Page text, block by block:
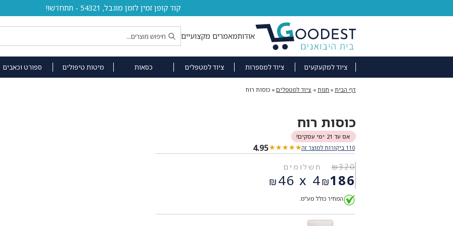
קוד קופן זמין לזמן מוגבל, 54321 - תתחדשו!
אודותמאמרים מקצועיים
ציוד למקעקעים ציוד למספרות ציוד למטפלים כסאות מיטות טיפולים ספורט וכאבים
דף הבית » חנות » ציוד למטפלים» כוסות רוח
כוסות רוח
אס עד 21 ימי עסקים!
110 ביקורות למוצר זה
★★★★★
★★★★★
4.95
₪320
המחיר
המקורי
היה:
₪320.
₪186
המחיר
הנוכחי
הוא:
תשלומים
4 x
₪46
המחיר כולל מע"מ.